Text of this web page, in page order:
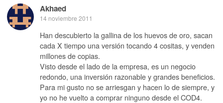
Akhaed
14 noviembre 2011
Han descubierto la gallina de los huevos de oro, sacan
cada X tiempo una versión tocando 4 cositas, y venden
millones de copias.
Visto desde el lado de la empresa, es un negocio
redondo, una inversión razonable y grandes beneficios.
Para mi gusto no se arriesgan y hacen lo de siempre, y
yo no he vuelto a comprar ninguno desde el COD4.